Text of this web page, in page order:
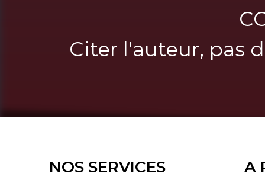
Citer l'auteur, pas
NOS SERVICES A